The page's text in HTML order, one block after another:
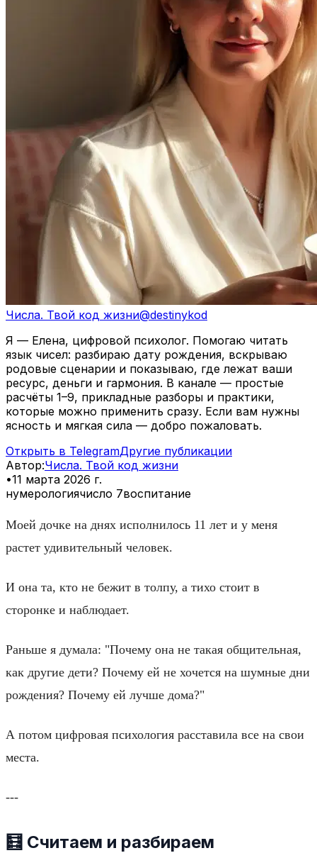
Числа. Твой код жизни@destinykod
Я — Елена, цифровой психолог. Помогаю читать
язык чисел: разбираю дату рождения, вскрываю
родовые сценарии и показываю, где лежат ваши
ресурс, деньги и гармония. В канале — простые
расчёты 1–9, прикладные разборы и практики,
которые можно применить сразу. Если вам нужны
ясность и мягкая сила — добро пожаловать.
Открыть в TelegramДругие публикации
Автор:Числа. Твой код жизни
•11 марта 2026 г.
нумерологиячисло 7воспитание
Моей дочке на днях исполнилось 11 лет и у меня
растет удивительный человек.
И она та, кто не бежит в толпу, а тихо стоит в
сторонке и наблюдает.
Раньше я думала: "Почему она не такая общительная,
как другие дети? Почему ей не хочется на шумные дни
рождения? Почему ей лучше дома?"
А потом цифровая психология расставила все на свои
места.
---
🧮 Считаем и разбираем